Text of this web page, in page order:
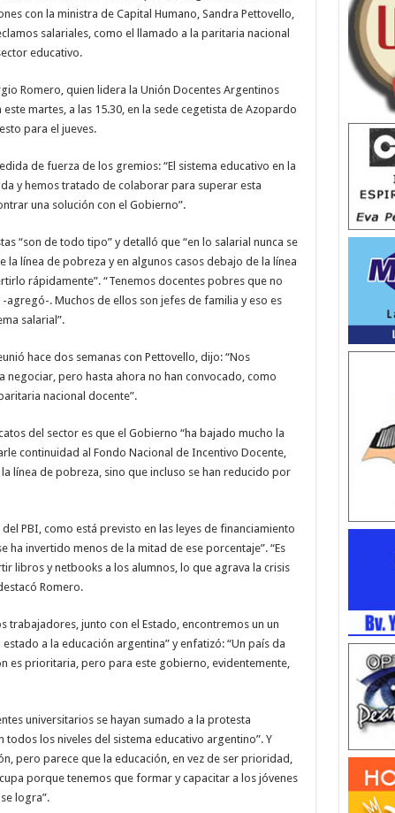
con la ministra de Capital Humano, Sandra Pettovello,
salariales, como el llamado a la paritaria nacional
educativo.
Romero, quien lidera la Unión Docentes Argentinos
martes, a las 15.30, en la sede cegetista de Azopardo
para el jueves.
de fuerza de los gremios: “El sistema educativo en la
y hemos tratado de colaborar para superar esta
una solución con el Gobierno”.
“son de todo tipo” y detalló que “en lo salarial nunca se
la línea de pobreza y en algunos casos debajo de la línea
rápidamente”. “Tenemos docentes pobres que no
agregó-. Muchos de ellos son jefes de familia y eso es
salarial”.
hace dos semanas con Pettovello, dijo: “Nos
negociar, pero hasta ahora no han convocado, como
nacional docente”.
del sector es que el Gobierno “ha bajado mucho la
continuidad al Fondo Nacional de Incentivo Docente,
línea de pobreza, sino que incluso se han reducido por
PBI, como está previsto en las leyes de financiamiento
invertido menos de la mitad de ese porcentaje”. “Es
libros y netbooks a los alumnos, lo que agrava la crisis
Romero.
trabajadores, junto con el Estado, encontremos un un
a la educación argentina” y enfatizó: “Un país da
es prioritaria, pero para este gobierno, evidentemente,
universitarios se hayan sumado a la protesta
los niveles del sistema educativo argentino”. Y
pero parece que la educación, en vez de ser prioridad,
porque tenemos que formar y capacitar a los jóvenes
logra”.